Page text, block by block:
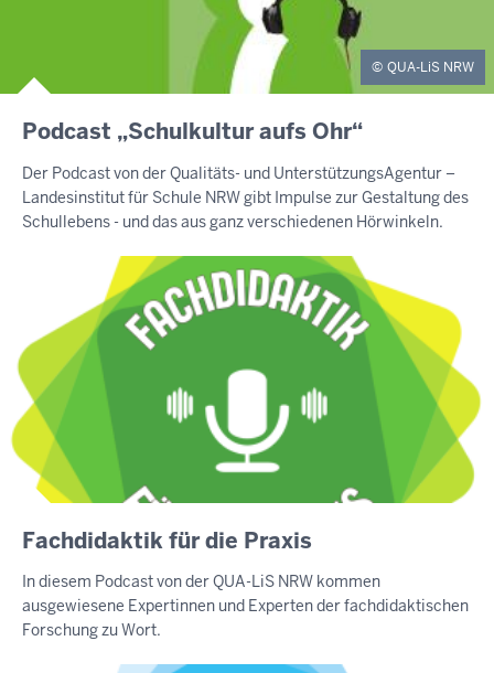
QUA-LiS NRW
Podcast „Schulkultur aufs Ohr“
Der Podcast von der Qualitäts- und UnterstützungsAgentur –
Landesinstitut für Schule NRW gibt Impulse zur Gestaltung des
Schullebens - und das aus ganz verschiedenen Hörwinkeln.
Fachdidaktik für die Praxis
In diesem Podcast von der QUA-LiS NRW kommen
ausgewiesene Expertinnen und Experten der fachdidaktischen
Forschung zu Wort.